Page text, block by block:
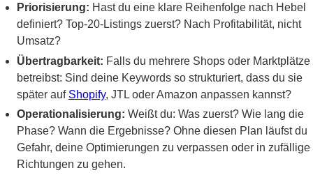
Priorisierung: Hast du eine klare Reihenfolge nach Hebel
definiert? Top-20-Listings zuerst? Nach Profitabilität, nicht
Umsatz?
Übertragbarkeit: Falls du mehrere Shops oder Marktplätze
betreibst: Sind deine Keywords so strukturiert, dass du sie
später auf Shopify, JTL oder Amazon anpassen kannst?
Operationalisierung: Weißt du: Was zuerst? Wie lang die
Phase? Wann die Ergebnisse? Ohne diesen Plan läufst du
Gefahr, deine Optimierungen zu verpassen oder in zufällige
Richtungen zu gehen.